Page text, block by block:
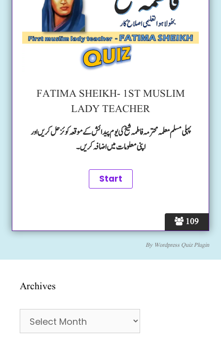
109
FATIMA SHEIKH- 1ST MUSLIM
LADY TEACHER
پہلی مسلم معلمہ محترمہ فاطمہ شیخ کی یوم پیدائش کے موقعہ کوئز حل کریں اور
اپنی معلومات میں اضافہ کریں۔
By Wordpress Quiz Plugin
Archives
Archives